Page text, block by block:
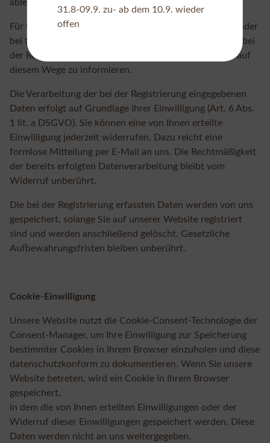
ablehnen.
Für wichtige Änderungen etwa beim Angebotsumfang oder
bei technisch notwendigen Änderungen nutzen wir die bei
der Registrierung angegebene E-Mail-Adresse, um Sie auf
diesem Wege zu informieren.
Die Verarbeitung der bei der Registrierung eingegebenen
Daten erfolgt auf Grundlage Ihrer Einwilligung (Art. 6 Abs.
1 lit. a DSGVO). Sie können eine von Ihnen erteilte
Einwilligung jederzeit widerrufen. Dazu reicht eine
formlose Mitteilung per E-Mail an uns. Die Rechtmäßigkeit
der bereits erfolgten Datenverarbeitung bleibt vom
Widerruf unberührt.
Die bei der Registrierung erfassten Daten werden von uns
gespeichert, solange Sie auf unserer Website registriert
sind und werden anschließend gelöscht. Gesetzliche
Aufbewahrungsfristen bleiben unberührt.
Cookie-Einwilligung
Unsere Website nutzt die Cookie-Consent-Technologie der
Consent-Manager, um Ihre Einwilligung zur Speicherung
bestimmter Cookies in Ihrem Browser einzuholen und diese
datenschutzkonform zu dokumentieren. Wenn Sie unsere
Website betreten, wird ein Cookie in Ihrem Browser
gespeichert,
in dem die von Ihnen erteilten Einwilligungen oder der
Widerruf dieser Einwilligungen gespeichert werden. Diese
Daten werden nicht an uns weitergegeben.
31.8-09.9. zu- ab dem 10.9. wieder
offen